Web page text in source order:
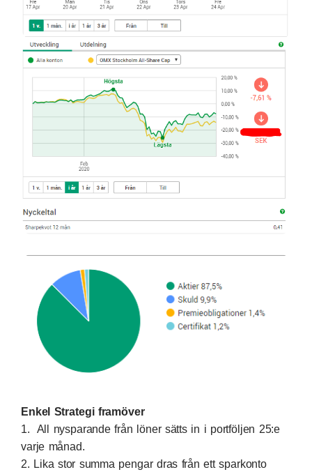
Enkel Strategi framöver
1. All nysparande från löner sätts in i portföljen 25:e
varje månad.
2. Lika stor summa pengar dras från ett sparkonto